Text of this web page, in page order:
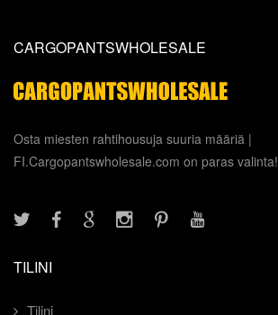
CARGOPANTSWHOLESALE
Osta miesten rahtihousuja suuria määriä |
FI.Cargopantswholesale.com on paras valinta!
TILINI
Tilini